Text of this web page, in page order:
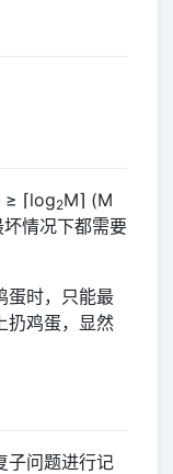
≥ ⌈log2M⌉ (M
情况下都需要
蛋时，只能最
扔鸡蛋，显然
子问题进行记